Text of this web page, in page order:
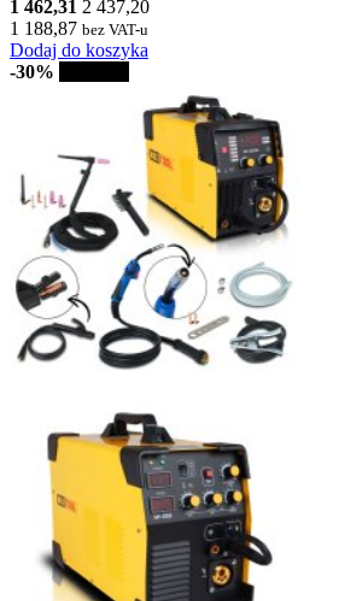
1 462,31 2 437,20
1 188,87 bez VAT-u
Dodaj do koszyka
-30%